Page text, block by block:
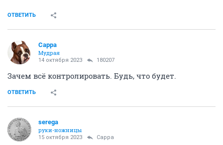
ОТВЕТИТЬ
Сарра
Мудрая
14 октября 2023 180207
Зачем всё контролировать. Будь, что будет.
ОТВЕТИТЬ
serega
руки-ножницы
15 октября 2023 Сарра